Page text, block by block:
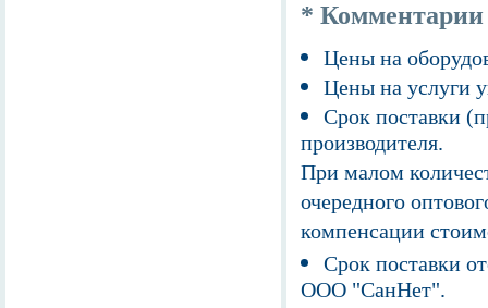
* Комментарии
Цены на
Цены на услуги
Срок поставки
производителя.
При малом
очередного
компенсации
Срок поставки
ООО "СанНет".